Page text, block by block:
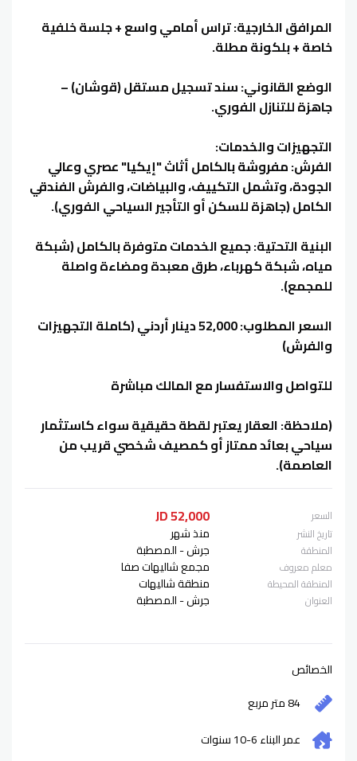
المرافق الخارجية: تراس أمامي واسع + جلسة خلفية
خاصة + بلكونة مطلة.
الوضع القانوني: سند تسجيل مستقل (قوشان) –
جاهزة للتنازل الفوري.
التجهيزات والخدمات:
الفرش: مفروشة بالكامل أثاث "إيكيا" عصري وعالي
الجودة، وتشمل التكييف، والبياضات، والفرش الفندقي
الكامل (جاهزة للسكن أو التأجير السياحي الفوري).
البنية التحتية: جميع الخدمات متوفرة بالكامل (شبكة
مياه، شبكة كهرباء، طرق معبدة ومضاءة واصلة
للمجمع).
السعر المطلوب: 52,000 دينار أردني (كاملة التجهيزات
والفرش)
للتواصل والاستفسار مع المالك مباشرة
(ملاحظة: العقار يعتبر لقطة حقيقية سواء كاستثمار
سياحي بعائد ممتاز أو كمصيف شخصي قريب من
العاصمة).
السعر 52,000 JD
تاريخ النشر منذ شهر
المنطقة جرش - المصطبة
معلم معروف مجمع شاليهات صفا
المنطقة المحيطة منطقة شاليهات
العنوان جرش - المصطبة
الخصائص
84 متر مربع
عمر البناء6-10 سنوات